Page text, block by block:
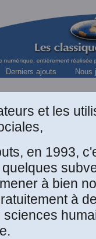
Derniers ajouts Nous
et les
en 1993,
à bien
à